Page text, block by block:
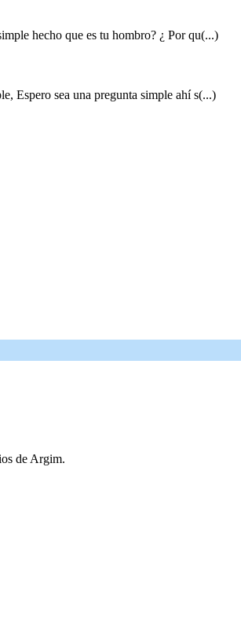
hecho que es tu hombro? ¿ Por qu(...)
Espero sea una pregunta simple ahí s(...)
de Argim.